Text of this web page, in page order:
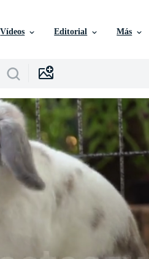
Vídeos Editorial Más